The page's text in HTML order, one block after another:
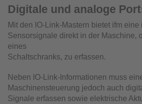
Digitale und analoge
Mit den IO-Link-Mastern bietet ifm
Sensorsignale direkt in der Maschine,
eines
Schaltschranks, zu erfassen.
Neben IO-Link-Informationen muss
Maschinensteuerung jedoch auch
Signale erfassen sowie elektrische